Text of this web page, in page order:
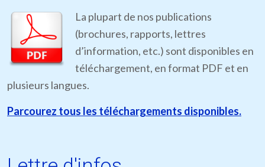
La plupart de nos publications
(brochures, rapports, lettres
d’information, etc.) sont disponibles en
téléchargement, en format PDF et en
plusieurs langues.
Parcourez tous les téléchargements disponibles.